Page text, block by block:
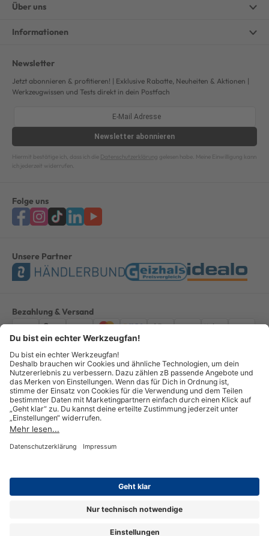
Über uns
Informationen
Newsletter
Jetzt abonnieren & profitieren! | Exklusive Rabatte, Neuheiten & Aktionen |
Werkzeugwissen und Tests direkt in dein Postfach
Newsletter abonnieren
Hiermit bestätige ich, dass ich die Datenschutzerklärung gelesen habe. Meine Einwilligung kann
ich jederzeit widerrufen.
Folge uns
Unsere Partner
Bezahlung & Versand
ImpressumAGBDatenschutzWiderruf Vertrag widerrufen
Alle Preise verstehen sich inkl. ges. MwSt. *Kostenloser Versand innerhalb
Deutschlands, bei Bestellungen ab 100,00 Euro.
© Copyright 2026 GOTOOLS GmbH - Alle Rechte vorbehalten. powered by
createyourtemplate